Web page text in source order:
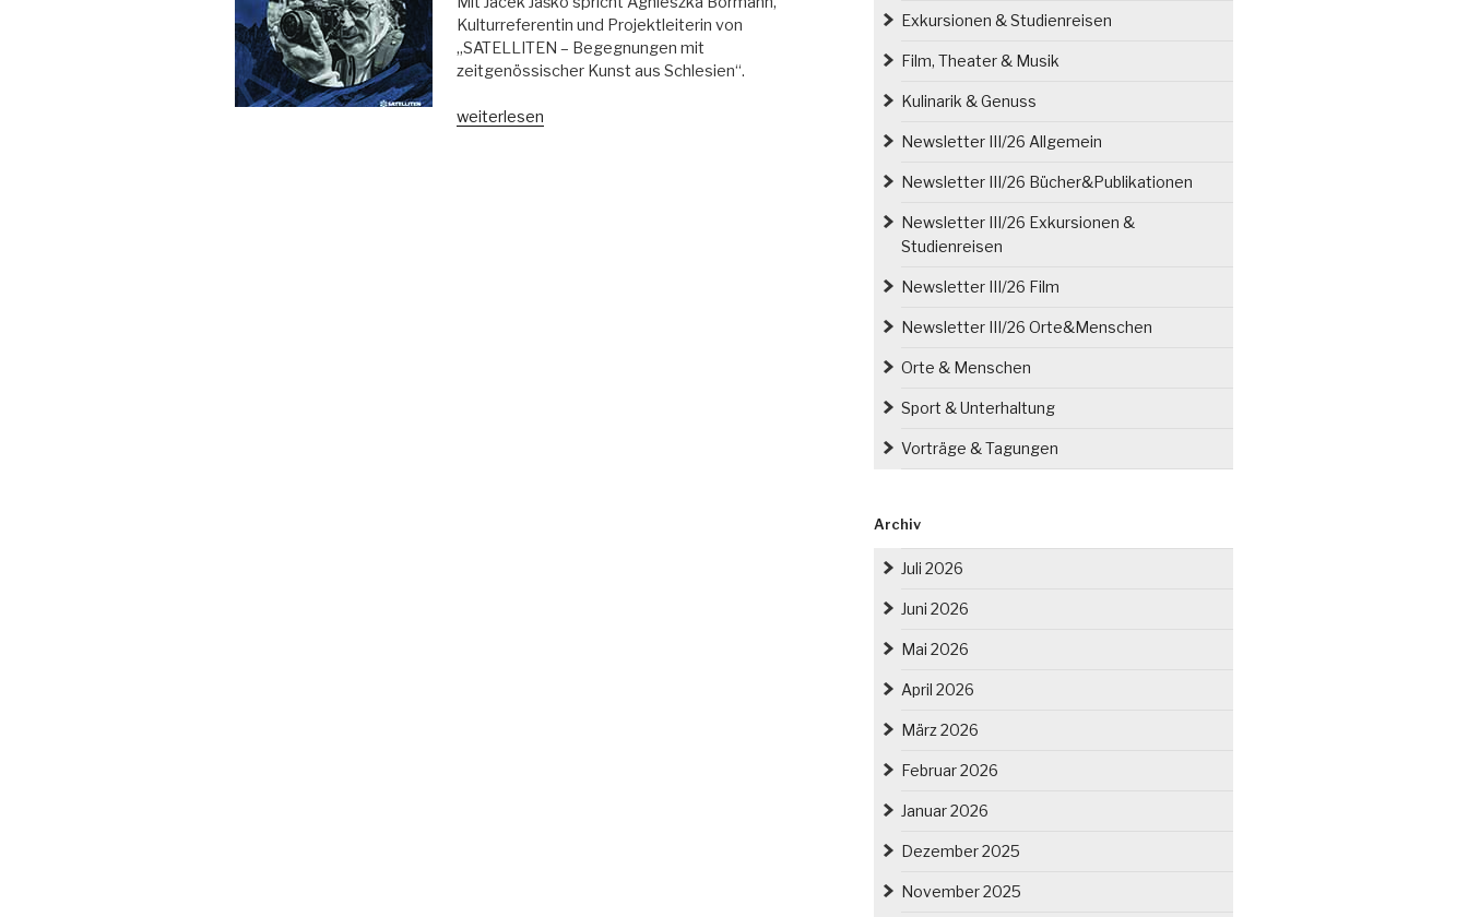
Kulturreferentin und Projektleiterin von
„SATELLITEN – Begegnungen mit
zeitgenössischer Kunst aus Schlesien“.
„Letzter
weiterlesen
Exkursionen & Studienreisen
Film, Theater & Musik
Kulinarik & Genuss
Newsletter III/26 Allgemein
Newsletter III/26 Bücher&Publikationen
Newsletter III/26 Exkursionen &
Studienreisen
Newsletter III/26 Film
Newsletter III/26 Orte&Menschen
Orte & Menschen
Sport & Unterhaltung
Vorträge & Tagungen
Archiv
Juli 2026
Juni 2026
Mai 2026
April 2026
März 2026
Februar 2026
Januar 2026
Dezember 2025
November 2025